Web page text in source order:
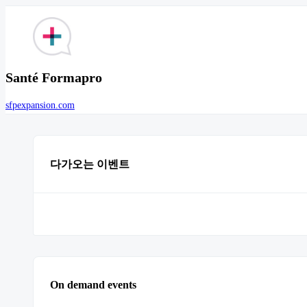
Santé Formapro
sfpexpansion.com
다가오는 이벤트
On demand events